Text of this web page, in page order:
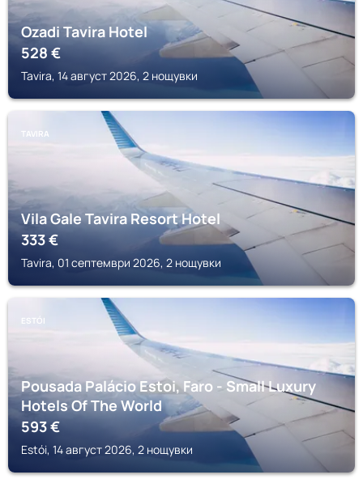
Ozadi Tavira Hotel
528€
Tavira, 14 август 2026, 2 нощувки
TAVIRA
Vila Gale Tavira Resort Hotel
333€
Tavira, 01 септември 2026, 2 нощувки
ESTÓI
Pousada Palácio Estoi, Faro - Small Luxury
Hotels Of The World
593€
Estói, 14 август 2026, 2 нощувки